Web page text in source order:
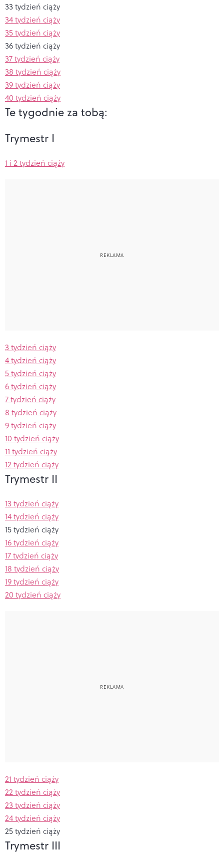
33 tydzień ciąży
34 tydzień ciąży
35 tydzień ciąży
36 tydzień ciąży
37 tydzień ciąży
38 tydzień ciąży
39 tydzień ciąży
40 tydzień ciąży
Te tygodnie za tobą:
Trymestr I
1 i 2 tydzień ciąży
3 tydzień ciąży
4 tydzień ciąży
5 tydzień ciąży
6 tydzień ciąży
7 tydzień ciąży
8 tydzień ciąży
9 tydzień ciąży
10 tydzień ciąży
11 tydzień ciąży
12 tydzień ciąży
Trymestr II
13 tydzień ciąży
14 tydzień ciąży
15 tydzień ciąży
16 tydzień ciąży
17 tydzień ciąży
18 tydzień ciąży
19 tydzień ciąży
20 tydzień ciąży
21 tydzień ciąży
22 tydzień ciąży
23 tydzień ciąży
24 tydzień ciąży
25 tydzień ciąży
Trymestr III